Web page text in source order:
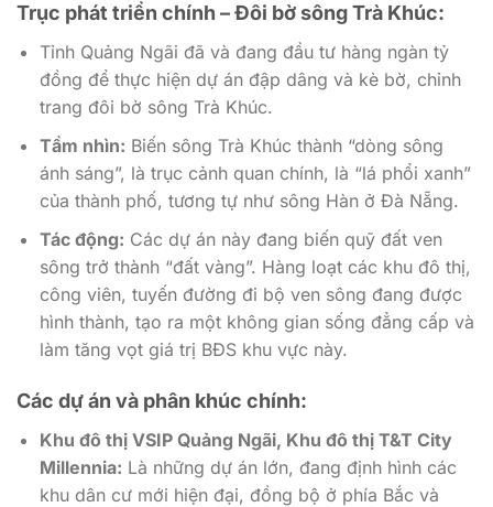
Trục phát triển chính – Đôi bờ sông Trà Khúc:
Tỉnh Quảng Ngãi đã và đang đầu tư hàng ngàn tỷ
đồng để thực hiện dự án đập dâng và kè bờ, chỉnh
trang đôi bờ sông Trà Khúc.
Tầm nhìn: Biến sông Trà Khúc thành “dòng sông
ánh sáng”, là trục cảnh quan chính, là “lá phổi xanh”
của thành phố, tương tự như sông Hàn ở Đà Nẵng.
Tác động: Các dự án này đang biến quỹ đất ven
sông trở thành “đất vàng”. Hàng loạt các khu đô thị,
công viên, tuyến đường đi bộ ven sông đang được
hình thành, tạo ra một không gian sống đẳng cấp và
làm tăng vọt giá trị BĐS khu vực này.
Các dự án và phân khúc chính:
Khu đô thị VSIP Quảng Ngãi, Khu đô thị T&T City
Millennia: Là những dự án lớn, đang định hình các
khu dân cư mới hiện đại, đồng bộ ở phía Bắc và